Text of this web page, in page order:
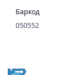
Баркод
050552